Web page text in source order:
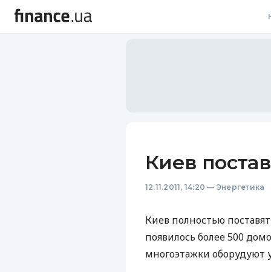
Киев
12.11.2011, 14:20 — Энергетика
Киев полностью
появилось более 500
многоэтажки оборудуют